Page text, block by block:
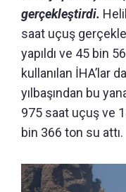
gerçekleştirdi.
saat uçuş
yapıldı ve 45 bin
kullanılan İHA’lar
yılbaşından bu
975 saat uçuş ve
bin 366 ton su attı.